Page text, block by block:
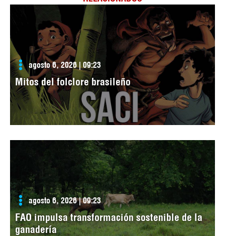
agosto 6, 2026 | 09:23
Mitos del folclore brasileño
agosto 6, 2026 | 09:23
FAO impulsa transformación sostenible de la
ganadería